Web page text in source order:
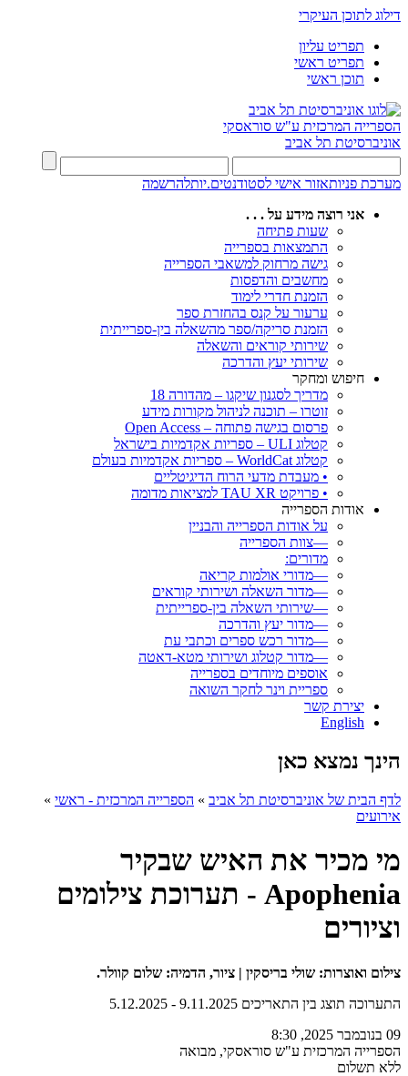
דילוג לתוכן העיקרי
תפריט עליון
תפריט ראשי
תוכן ראשי
הספרייה המרכזית ע"ש סוראסקי
אוניברסיטת תל אביב
מערכת פניותאזור אישי לסטודנטים.יותלהרשמה
אני רוצה מידע על . . .
שעות פתיחה
התמצאות בספרייה
גישה מרחוק למשאבי הספרייה
מחשבים והדפסות
הזמנת חדרי לימוד
ערעור על קנס בהחזרת ספר
הזמנת סריקה/ספר מהשאלה בין-ספרייתית
שירותי קוראים והשאלה
שירותי יעץ והדרכה
חיפוש ומחקר
מדריך לסגנון שיקגו – מהדורה 18
זוטרו – תוכנה לניהול מקורות מידע
פרסום בגישה פתוחה – Open Access
קטלוג ULI – ספריות אקדמיות בישראל
קטלוג WorldCat – ספריות אקדמיות בעולם
• מעבדת מדעי הרוח הדיגיטליים
• פרויקט TAU XR למציאות מדומה
אודות הספרייה
על אודות הספרייה והבניין
—צוות הספרייה
מדורים:
—מדורי אולמות קריאה
—מדור השאלה ושירותי קוראים
—שירותי השאלה בין-ספרייתית
—מדור יעץ והדרכה
—מדור רכש ספרים וכתבי עת
—מדור קטלוג ושירותי מטא-דאטה
אוספים מיוחדים בספרייה
ספריית וינר לחקר השואה
יצירת קשר
English
הינך נמצא כאן
לדף הבית של אוניברסיטת תל אביב » הספרייה המרכזית - ראשי »
אירועים
מי מכיר את האיש שבקיר
Apophenia - תערוכת צילומים
וציורים
צילום ואוצרות: שולי בריסקין | ציור, הדמיה: שלום קוולר.
התערוכה תוצג בין התאריכים 9.11.2025 - 5.12.2025
09 בנובמבר 2025, 8:30
הספרייה המרכזית ע"ש סוראסקי, מבואה
ללא תשלום